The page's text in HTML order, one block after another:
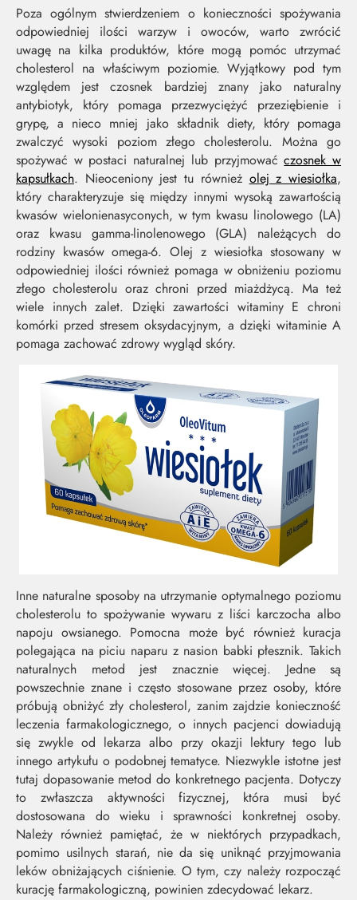
Poza ogólnym stwierdzeniem o konieczności spożywania
odpowiedniej ilości warzyw i owoców, warto zwrócić
uwagę na kilka produktów, które mogą pomóc utrzymać
cholesterol na właściwym poziomie. Wyjątkowy pod tym
względem jest czosnek bardziej znany jako naturalny
antybiotyk, który pomaga przezwyciężyć przeziębienie i
grypę, a nieco mniej jako składnik diety, który pomaga
zwalczyć wysoki poziom złego cholesterolu. Można go
spożywać w postaci naturalnej lub przyjmowaćczosnek w
kapsułkach. Nieoceniony jest tu również olej z wiesiołka,
który charakteryzuje się między innymi wysoką zawartością
kwasów wielonienasyconych, w tym kwasu linolowego (LA)
oraz kwasu gamma-linolenowego (GLA) należących do
rodziny kwasów omega-6. Olej z wiesiołka stosowany w
odpowiedniej ilości również pomaga w obniżeniu poziomu
złego cholesterolu oraz chroni przed miażdżycą. Ma też
wiele innych zalet. Dzięki zawartości witaminy E chroni
komórki przed stresem oksydacyjnym, a dzięki witaminie A
pomaga zachować zdrowy wygląd skóry.
Inne naturalne sposoby na utrzymanie optymalnego poziomu
cholesterolu to spożywanie wywaru z liści karczocha albo
napoju owsianego. Pomocna może być również kuracja
polegająca na piciu naparu z nasion babki płesznik. Takich
naturalnych metod jest znacznie więcej. Jedne są
powszechnie znane i często stosowane przez osoby, które
próbują obniżyć zły cholesterol, zanim zajdzie konieczność
leczenia farmakologicznego, o innych pacjenci dowiadują
się zwykle od lekarza albo przy okazji lektury tego lub
innego artykułu o podobnej tematyce. Niezwykle istotne jest
tutaj dopasowanie metod do konkretnego pacjenta. Dotyczy
to zwłaszcza aktywności fizycznej, która musi być
dostosowana do wieku i sprawności konkretnej osoby.
Należy również pamiętać, że w niektórych przypadkach,
pomimo usilnych starań, nie da się uniknąć przyjmowania
leków obniżających ciśnienie. O tym, czy należy rozpocząć
kurację farmakologiczną, powinien zdecydować lekarz.